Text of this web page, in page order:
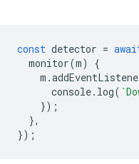
const detector =
monitor(m)
{
m .
console. log(
});
},
});